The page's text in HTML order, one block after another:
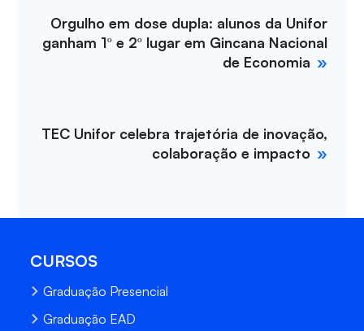
Orgulho em dose dupla: alunos da Unifor
ganham 1º e 2º lugar em Gincana Nacional
de Economia
TEC Unifor celebra trajetória de inovação,
colaboração e impacto
CURSOS
Graduação Presencial
Graduação EAD